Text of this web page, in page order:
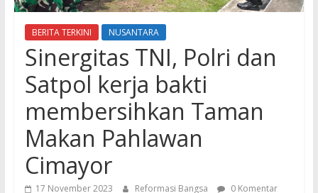
BERITA TERKINI NUSANTARA
Sinergitas TNI, Polri dan
Satpol kerja bakti
membersihkan Taman
Makan Pahlawan
Cimayor
17 November 2023 Reformasi Bangsa 0 Komentar